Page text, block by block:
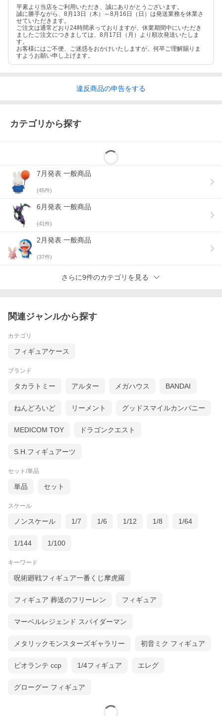
平素より当店をご利用いただき、誠にありがとうございます。
誠に勝手ながら、8月13日（木）～8月16日（日）は発送業務を休業さ
せていただきます。
ご注文は通常どおり24時間承っておりますが、休業期間中にいただき
ましたご注文につきましては、8月17日（月）より順次発送いたしま
す。
お客様にはご不便、ご迷惑をおかけいたしますが、何卒ご理解賜りま
すようお願い申し上げます。
違反商品の申告をする
カテゴリから探す
7月発表 一般商品
(45件)
6月発表 一般商品
(41件)
2月発表 一般商品
(37件)
さらに9件のカテゴリを見る
関連ジャンルから探す
カテゴリ
フィギュアケース
ブランド
タカラトミー アルター メガハウス BANDAI
ねんどろいど リーメント グッドスマイルカンパニー
MEDICOM TOY ドラゴンクエスト
S.H.フィギュアーツ
セット/単品
単品 セット
スケール
ノンスケール 1/7 1/6 1/12 1/8 1/64
1/144 1/100
キーワード
呪術廻戦フィギュア一番くじ摩虎羅
フィギュア 葬送のフリーレン フィギュア
マーベルレジェンド スパイダーマン
メタリックモンスターズギャラリー 初音ミク フィギュア
ビオランテ ccp 1/4フィギュア エレグ
グローグー フィギュア